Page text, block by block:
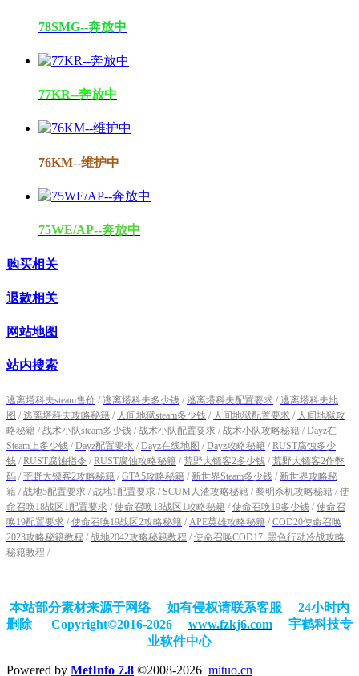
78SMG--奔放中
77KR--奔放中
76KM--维护中
75WE/AP--奔放中
购买相关
退款相关
网站地图
站内搜索
逃离塔科夫steam售价 / 逃离塔科夫多少钱 / 逃离塔科夫配置要求 / 逃离塔科夫地
图 / 逃离塔科夫攻略秘籍 / 人间地狱steam多少钱 / 人间地狱配置要求 / 人间地狱攻
略秘籍 / 战术小队steam多少钱 / 战术小队配置要求 / 战术小队攻略秘籍 / Dayz在
Steam上多少钱 / Dayz配置要求 / Dayz在线地图 / Dayz攻略秘籍 / RUST腐蚀多少
钱 / RUST腐蚀指令 / RUST腐蚀攻略秘籍 / 荒野大镖客2多少钱 / 荒野大镖客2作弊
码 / 荒野大镖客2攻略秘籍 / GTA5攻略秘籍 / 新世界Steam多少钱 / 新世界攻略秘
籍 / 战地5配置要求 / 战地1配置要求 / SCUM人渣攻略秘籍 / 黎明杀机攻略秘籍 / 使
命召唤18战区1配置要求 / 使命召唤18战区1攻略秘籍 / 使命召唤19多少钱 / 使命召
唤19配置要求 / 使命召唤19战区2攻略秘籍 / APE英雄攻略秘籍 / COD20使命召唤
2023攻略秘籍教程 / 战地2042攻略秘籍教程 / 使命召唤COD17: 黑色行动冷战攻略
秘籍教程 /
本站部分素材来源于网络 如有侵权请联系客服 24小时内
删除
Copyright©2016-2026 www.fzkj6.com 宇鹤科技专
业软件中心
Powered by MetInfo 7.8 ©2008-2026 mituo.cn